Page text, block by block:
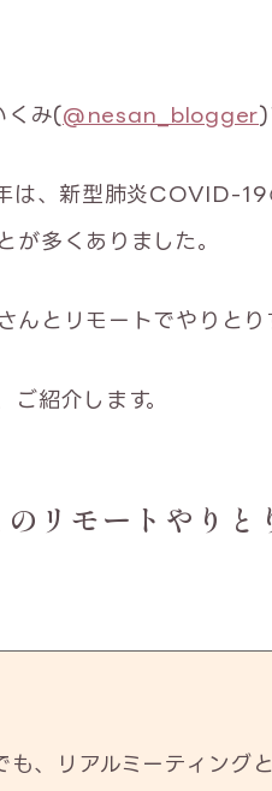
くみ(@nesan_blogger)
は、新型肺炎COVID-19
が多くありました。
んとリモートでやりとり
紹介します。
のリモートやり
も、リアルミーティング